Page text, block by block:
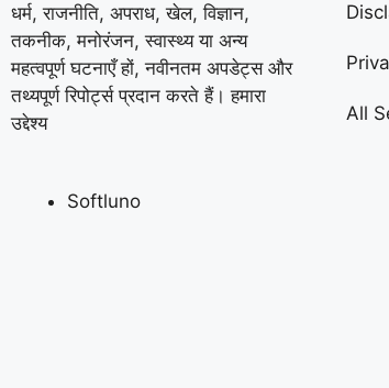
धर्म, राजनीति, अपराध, खेल, विज्ञान,
तकनीक, मनोरंजन, स्वास्थ्य या अन्य
महत्वपूर्ण घटनाएँ हों, नवीनतम अपडेट्स और
तथ्यपूर्ण रिपोर्ट्स प्रदान करते हैं। हमारा
उद्देश्य
Softluno
All